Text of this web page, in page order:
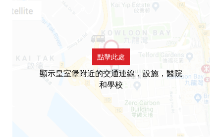
點擊此處
顯示皇室堡附近的交通連線，設施，醫院
和學校